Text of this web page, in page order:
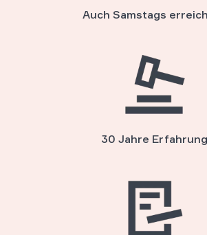
Auch Samstags
30 Jahre Erfahrung